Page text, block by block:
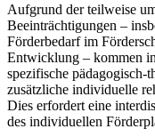
Aufgrund der teilweise
Beeinträchtigungen –
Förderbedarf im
Entwicklung – kommen
spezifische pädagogisch-
zusätzliche individuelle
Dies erfordert eine
des individuellen